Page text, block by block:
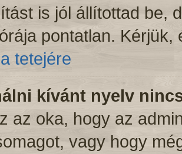
is jól állítottad be,
pontatlan.
tetejére
kívánt nyelv
az oka, hogy az
vagy hogy